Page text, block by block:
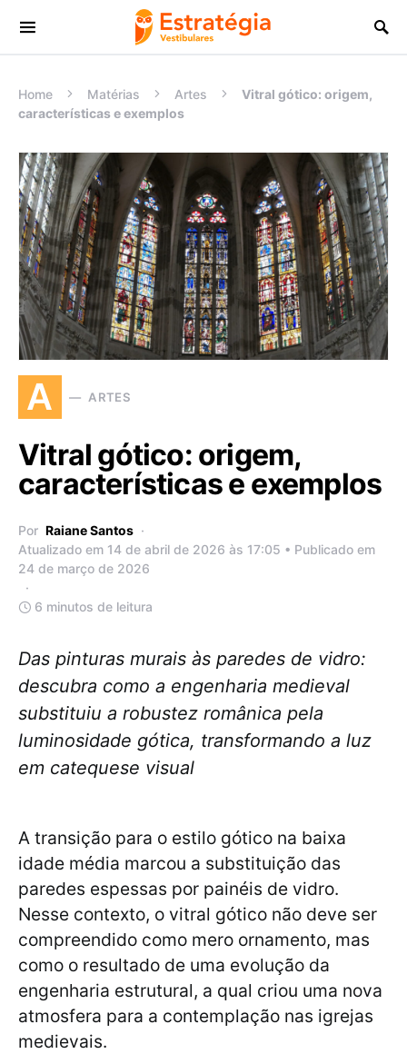
Procurar:
Home Matérias Artes
Vitral gótico: origem,
características e exemplos
A ARTES
Vitral gótico: origem,
características e exemplos
Por Raiane Santos
Atualizado em 14 de abril de 2026 às 17:05 • Publicado em
24 de março de 2026
6 minutos de leitura
Das pinturas murais às paredes de vidro:
descubra como a engenharia medieval
substituiu a robustez românica pela
luminosidade gótica, transformando a luz
em catequese visual
A transição para o estilo gótico na baixa
idade média marcou a substituição das
paredes espessas por painéis de vidro.
Nesse contexto, o vitral gótico não deve ser
compreendido como mero ornamento, mas
como o resultado de uma evolução da
engenharia estrutural, a qual criou uma nova
atmosfera para a contemplação nas igrejas
medievais.